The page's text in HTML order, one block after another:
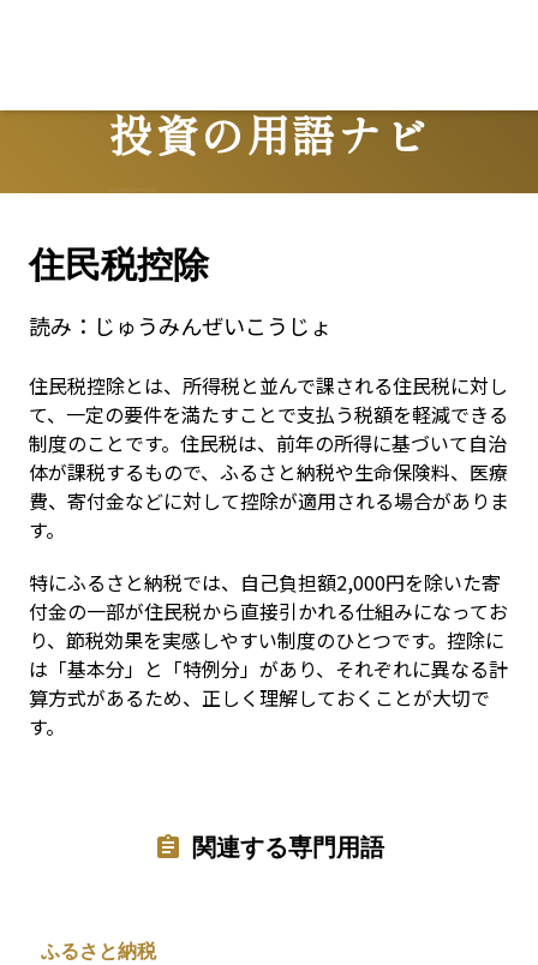
投資の用語ナビ
Terms
住民税控除
読み： じゅうみんぜいこうじょ
住民税控除とは、所得税と並んで課される住民税に対し
て、一定の要件を満たすことで支払う税額を軽減できる
制度のことです。住民税は、前年の所得に基づいて自治
体が課税するもので、ふるさと納税や生命保険料、医療
費、寄付金などに対して控除が適用される場合がありま
す。
特にふるさと納税では、自己負担額2,000円を除いた寄
付金の一部が住民税から直接引かれる仕組みになってお
り、節税効果を実感しやすい制度のひとつです。控除に
は「基本分」と「特例分」があり、それぞれに異なる計
算方式があるため、正しく理解しておくことが大切で
す。
関連する専門用語
ふるさと納税